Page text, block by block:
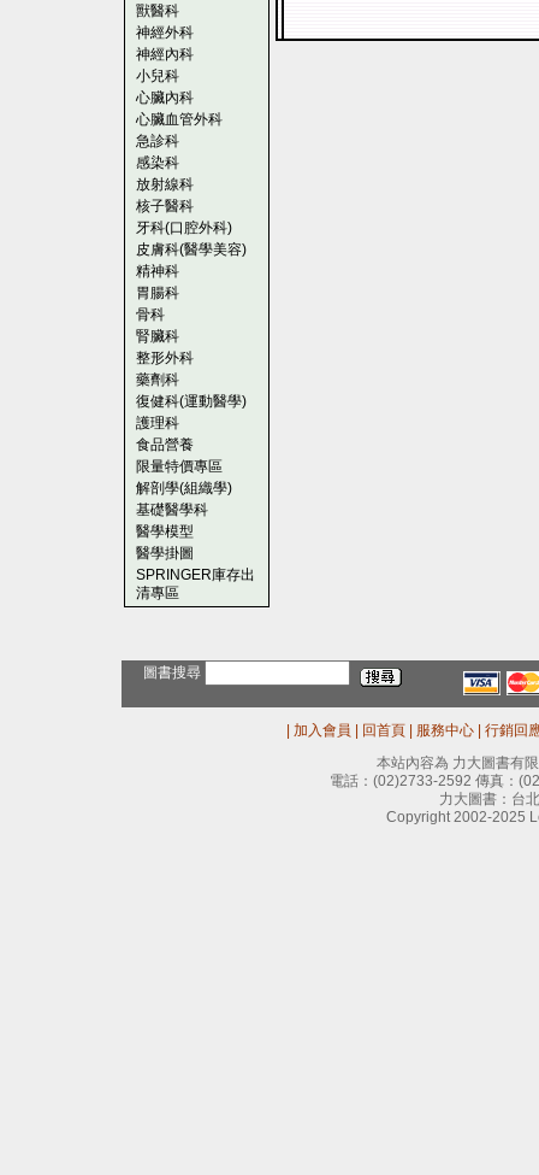
獸醫科
神經外科
神經內科
小兒科
心臟內科
心臟血管外科
急診科
感染科
放射線科
核子醫科
牙科(口腔外科)
皮膚科(醫學美容)
精神科
胃腸科
骨科
腎臟科
整形外科
藥劑科
復健科(運動醫學)
護理科
食品營養
限量特價專區
解剖學(組織學)
基礎醫學科
醫學模型
醫學掛圖
SPRINGER庫存出
清專區
圖書搜尋
加入會員 回首頁 服務中心
行銷回
本站內容為 力大圖書有
電話： (02)2733-2592 傳真：
力大圖書：台
Copyright 2002-2025